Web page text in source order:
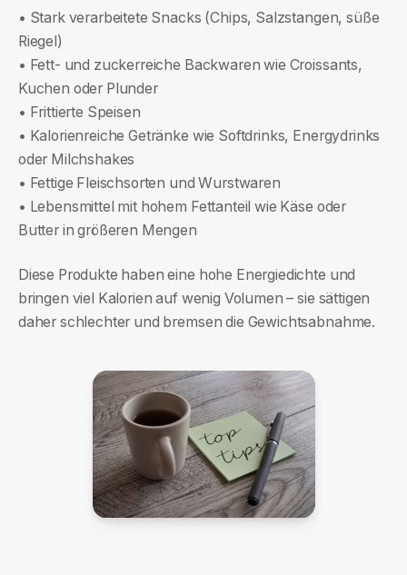
• Stark verarbeitete Snacks (Chips, Salzstangen, süße
Riegel)
• Fett- und zuckerreiche Backwaren wie Croissants,
Kuchen oder Plunder
• Frittierte Speisen
• Kalorienreiche Getränke wie Softdrinks, Energydrinks
oder Milchshakes
• Fettige Fleischsorten und Wurstwaren
• Lebensmittel mit hohem Fettanteil wie Käse oder
Butter in größeren Mengen
Diese Produkte haben eine hohe Energiedichte und
bringen viel Kalorien auf wenig Volumen – sie sättigen
daher schlechter und bremsen die Gewichtsabnahme.